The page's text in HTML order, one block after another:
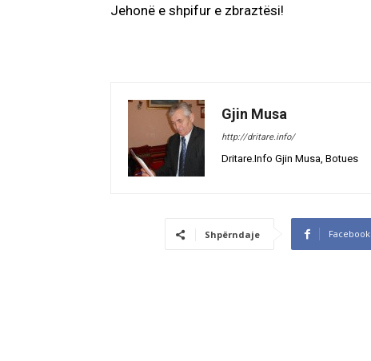
Jehonë e shpifur e zbraztësi!
Gjin Musa
http://dritare.info/
Dritare.Info Gjin Musa, Botues
Shpërndaje Facebook